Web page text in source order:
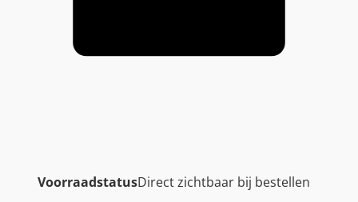
VoorraadstatusDirect zichtbaar bij bestellen